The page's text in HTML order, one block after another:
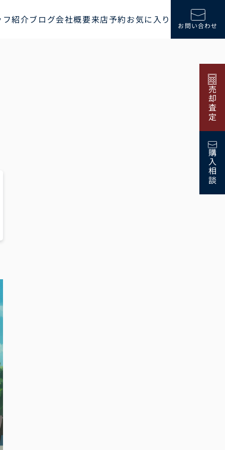
紹介ブログ会社概要来店予約お気に入り お問い合わせ
売却査定
購入相談